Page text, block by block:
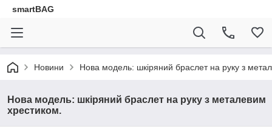
smartBAG
Новини Нова модель: шкіряний браслет на руку з
Нова модель: шкіряний браслет на руку з металевим
хрестиком.